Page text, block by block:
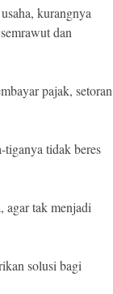
kurangnya
dan
pajak, setoran
tiganya tidak beres
agar tak menjadi
solusi bagi